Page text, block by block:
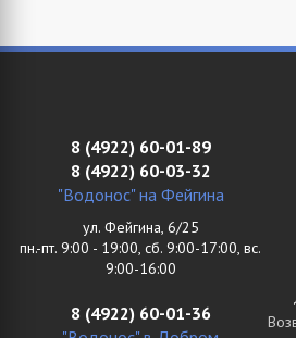
8 (4922) 60-01-89
8 (4922) 60-03-32
"Водонос" на Фейгина
ул. Фейгина, 6/25
пн.-пт. 9:00 - 19:00, сб. 9:00-17:00, вс.
9:00-16:00
8 (4922) 60-01-36